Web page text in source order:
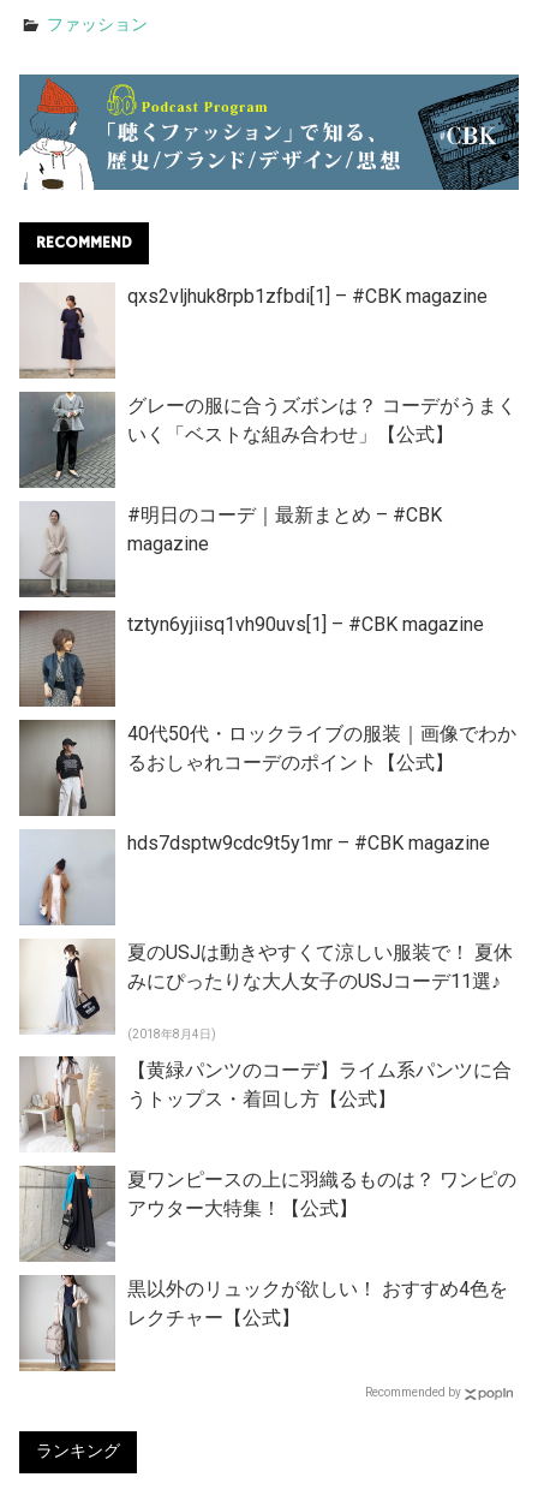
ファッション
RECOMMEND
qxs2vljhuk8rpb1zfbdi[1] – #CBK magazine
グレーの服に合うズボンは？ コーデがうまく
いく「ベストな組み合わせ」【公式】
#明日のコーデ｜最新まとめ – #CBK
magazine
tztyn6yjiisq1vh90uvs[1] – #CBK magazine
40代50代・ロックライブの服装｜画像でわか
るおしゃれコーデのポイント【公式】
hds7dsptw9cdc9t5y1mr – #CBK magazine
夏のUSJは動きやすくて涼しい服装で！ 夏休
みにぴったりな大人女子のUSJコーデ11選♪
(2018年8月4日)
【黄緑パンツのコーデ】ライム系パンツに合
うトップス・着回し方【公式】
夏ワンピースの上に羽織るものは？ ワンピの
アウター大特集！【公式】
黒以外のリュックが欲しい！ おすすめ4色を
レクチャー【公式】
Recommended by
ランキング